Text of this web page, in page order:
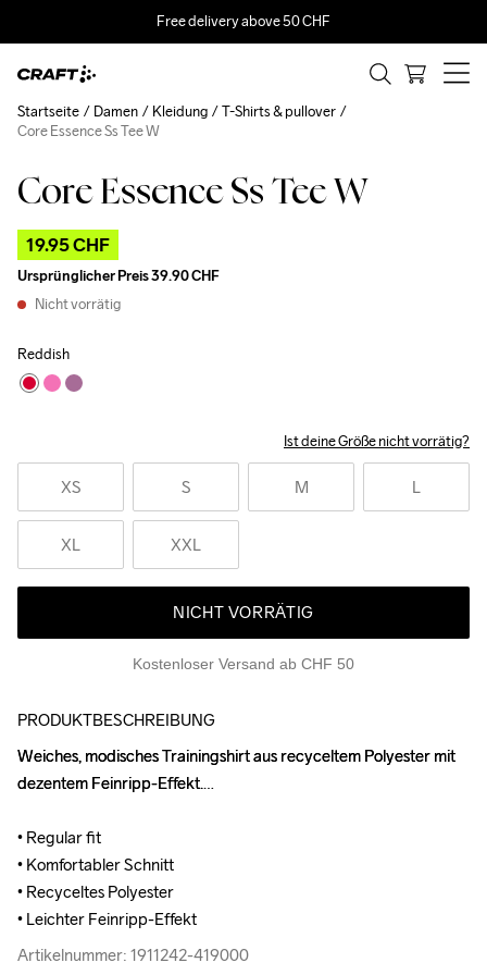
Free delivery above 50 CHF
Core Essence Ss Tee W
19.95 CHF
Ursprünglicher Preis39.90 CHF
Nicht vorrätig
Reddish
Ist deine Größe nicht vorrätig?
XS S M L
XL XXL
NICHT VORRÄTIG
Kostenloser Versand ab CHF 50
Startseite Damen Kleidung
T-Shirts & pullover
Core Essence Ss Tee W
Outlet
PRODUKTBESCHREIBUNG
Weiches, modisches Trainingshirt aus recyceltem Polyester mit
dezentem Feinripp-Effekt.
• Regular fit
• Komfortabler Schnitt
• Recyceltes Polyester
• Leichter Feinripp-Effekt
Artikelnummer: 1911242-419000
Weiches, modisches Trainingshirt aus recyceltem Polyester mit
dezentem Feinripp-Effekt.
• Regular fit
• Komfortabler Schnitt
• Recyceltes Polyester
• Leichter Feinripp-Effekt
Artikelnummer: 1911242-419000